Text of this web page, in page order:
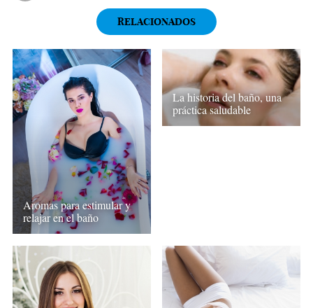
RELACIONADOS
Aromas para estimular y
relajar en el baño
La historia del baño, una
práctica saludable